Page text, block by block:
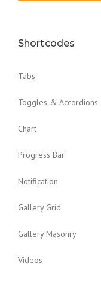
Shortcodes
Tabs
Toggles & Accordions
Chart
Progress Bar
Notification
Gallery Grid
Gallery Masonry
Videos